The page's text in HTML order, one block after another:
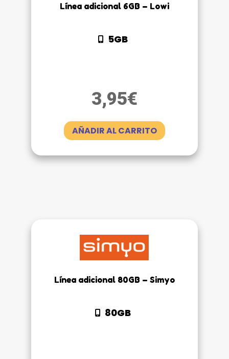
Línea adicional 6GB – Lowi
5GB
3,95€
AÑADIR AL CARRITO
Línea adicional 80GB – Simyo
80GB